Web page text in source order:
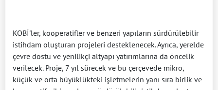
KOBİ'ler, kooperatifler ve benzeri yapıların sürdürülebilir
istihdam oluşturan projeleri desteklenecek. Ayrıca, yerelde
çevre dostu ve yenilikçi altyapı yatırımlarına da öncelik
verilecek. Proje, 7 yıl sürecek ve bu çerçevede mikro,
küçük ve orta büyüklükteki işletmelerin yanı sıra birlik ve